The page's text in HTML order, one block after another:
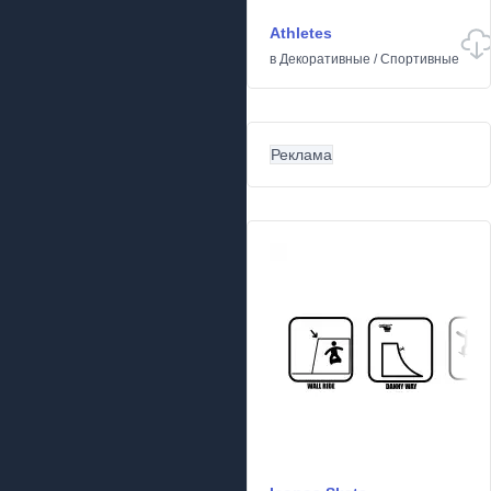
Athletes
в Декоративные /Спортивные
Реклама